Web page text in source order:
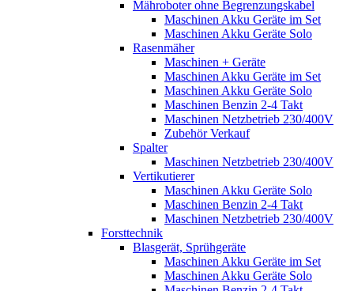
Mähroboter ohne Begrenzungskabel
Maschinen Akku Geräte im Set
Maschinen Akku Geräte Solo
Rasenmäher
Maschinen + Geräte
Maschinen Akku Geräte im Set
Maschinen Akku Geräte Solo
Maschinen Benzin 2-4 Takt
Maschinen Netzbetrieb 230/400V
Zubehör Verkauf
Spalter
Maschinen Netzbetrieb 230/400V
Vertikutierer
Maschinen Akku Geräte Solo
Maschinen Benzin 2-4 Takt
Maschinen Netzbetrieb 230/400V
Forsttechnik
Blasgerät, Sprühgeräte
Maschinen Akku Geräte im Set
Maschinen Akku Geräte Solo